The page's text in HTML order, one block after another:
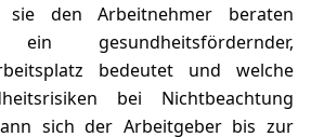
sie den Arbeitnehmer beraten
gesundheitsfördernder,
bedeutet und welche
bei Nichtbeachtung
sich der Arbeitgeber bis zur